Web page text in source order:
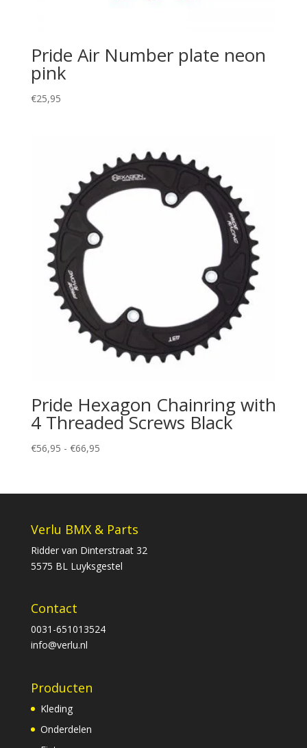
Pride Air Number plate neon
pink
€25,95
Pride Hexagon Chainring with
4 Threaded Screws Black
€56,95 - €66,95Prijsklasse:
€66,95
Verlu BMX & Parts
Ridder van Dinterstraat 32
5575 BL Luyksgestel
Contact
0031-651013524
info@verlu.nl
Producten
Kleding
Onderdelen